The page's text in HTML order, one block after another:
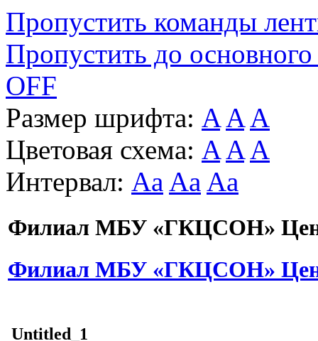
Пропустить команды
Пропустить до основного
OFF
Размер шрифта: A A A
Цветовая схема: A A A
Интервал: Aa Aa Aa
Филиал МБУ «ГКЦСОН»
Филиал МБУ «ГКЦСОН»
Untitled_1